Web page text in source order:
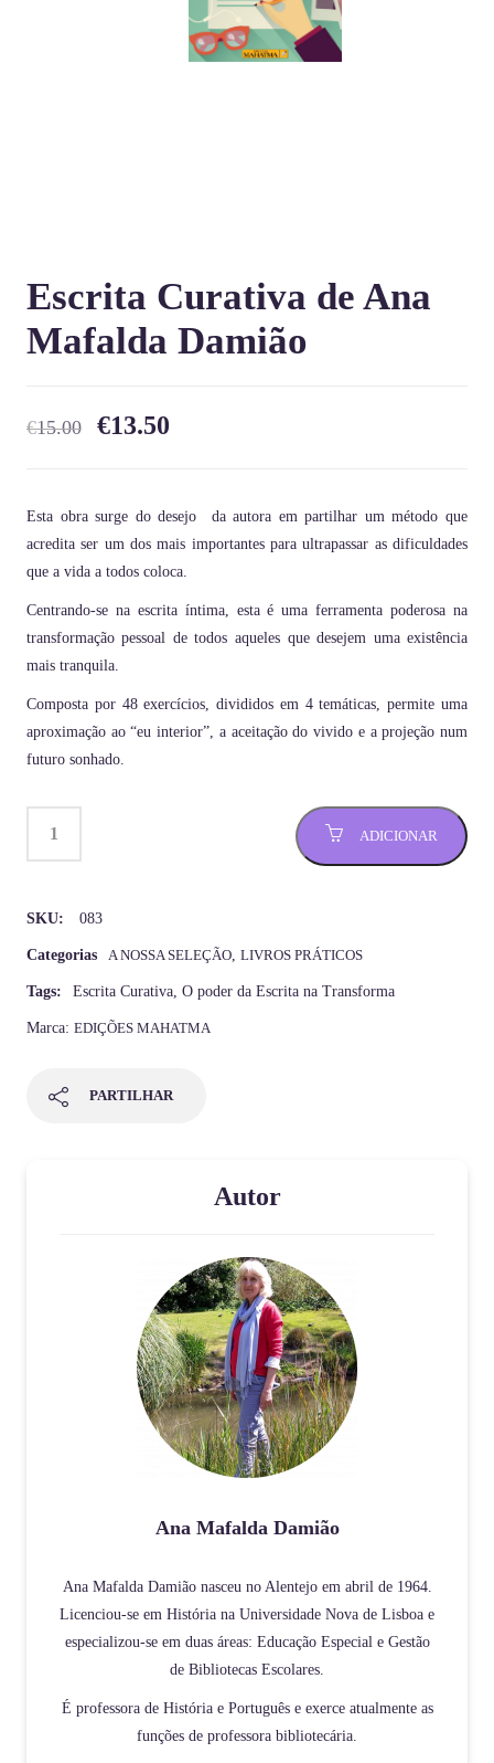
Escrita Curativa de Ana
Mafalda Damião
€15.00 €13.50
Esta obra surge do desejo da autora em partilhar um método que
acredita ser um dos mais importantes para ultrapassar as dificuldades
que a vida a todos coloca.
Centrando-se na escrita íntima, esta é uma ferramenta poderosa na
transformação pessoal de todos aqueles que desejem uma existência
mais tranquila.
Composta por 48 exercícios, divididos em 4 temáticas, permite uma
aproximação ao “eu interior”, a aceitação do vivido e a projeção num
futuro sonhado.
ADICIONAR
SKU: 083
Categorias A NOSSA SELEÇÃO, LIVROS PRÁTICOS
Tags: Escrita Curativa, O poder da Escrita na Transforma
Marca: EDIÇÕES MAHATMA
PARTILHAR
Autor
Ana Mafalda Damião
Ana Mafalda Damião nasceu no Alentejo em abril de 1964.
Licenciou-se em História na Universidade Nova de Lisboa e
especializou-se em duas áreas: Educação Especial e Gestão
de Bibliotecas Escolares.
É professora de História e Português e exerce atualmente as
funções de professora bibliotecária.